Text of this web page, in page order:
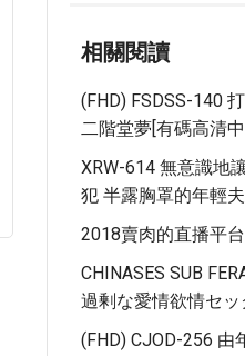
相關閱讀
(FHD) FSDSS-140
二階堂夢[有碼高清
XRW-614 無意識地
犯 半露胸罩的年輕
2018賣肉的直播平台
CHINASES SUB
過剰な愛情欲情セッ
(FHD) CJOD-256 由